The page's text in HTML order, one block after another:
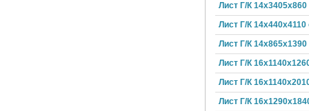
Лист Г/К 14х3405х860
Лист Г/К 14х440х4110
Лист Г/К 14х865х1390
Лист Г/К
Лист Г/К
Лист Г/К